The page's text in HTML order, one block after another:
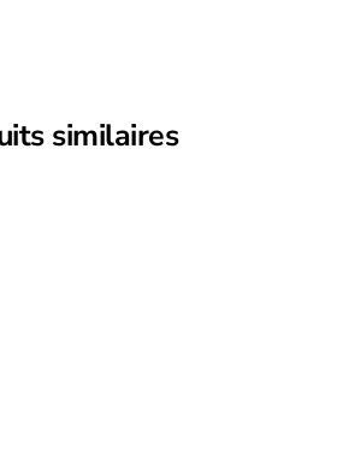
similaires